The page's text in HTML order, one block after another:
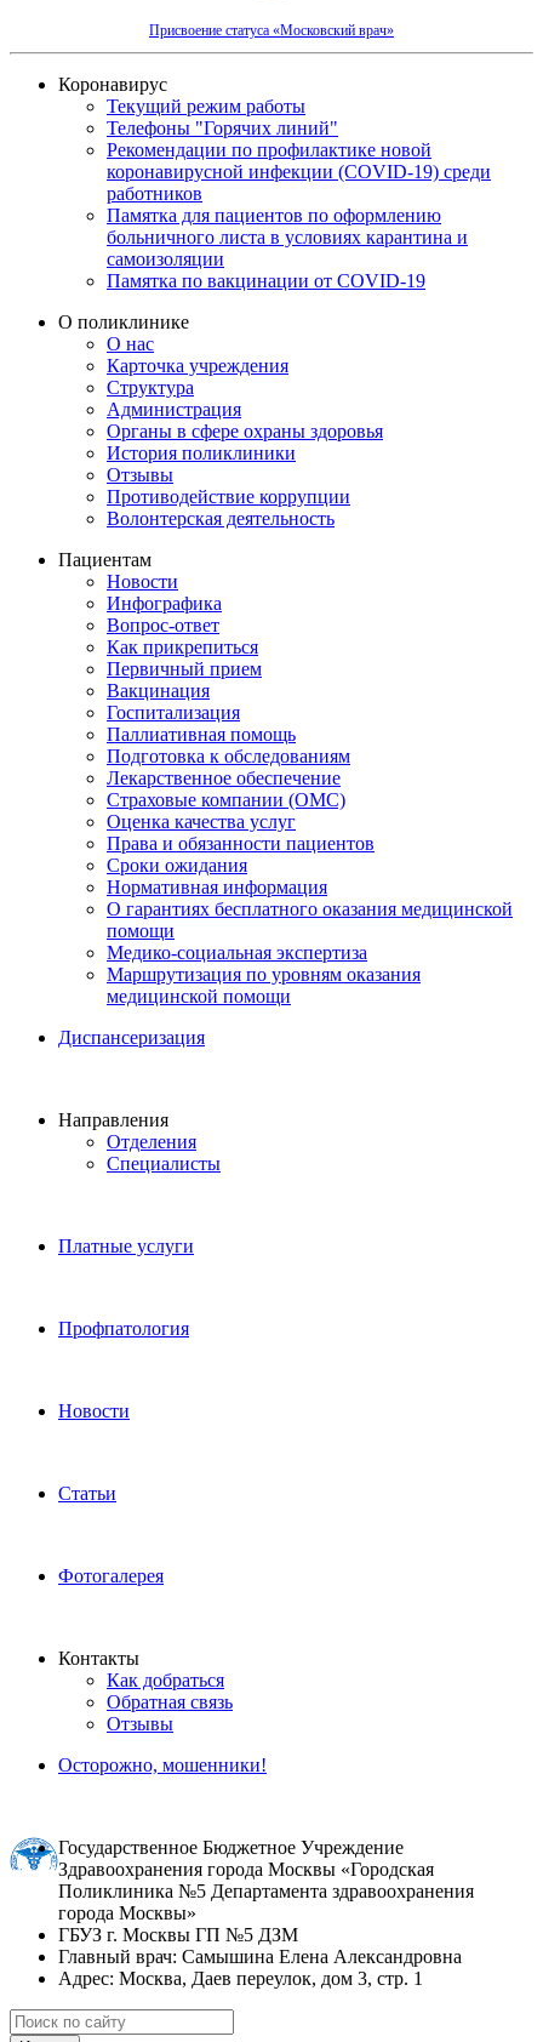
Присвоение статуса «Московский врач»
Коронавирус
Текущий режим работы
Телефоны "Горячих линий"
Рекомендации по профилактике новой
коронавирусной инфекции (COVID-19) среди
работников
Памятка для пациентов по оформлению
больничного листа в условиях карантина и
самоизоляции
Памятка по вакцинации от COVID-19
О поликлинике
О нас
Карточка учреждения
Структура
Администрация
Органы в сфере охраны здоровья
История поликлиники
Отзывы
Противодействие коррупции
Волонтерская деятельность
Пациентам
Новости
Инфографика
Вопрос-ответ
Как прикрепиться
Первичный прием
Вакцинация
Госпитализация
Паллиативная помощь
Подготовка к обследованиям
Лекарственное обеспечение
Страховые компании (ОМС)
Оценка качества услуг
Права и обязанности пациентов
Сроки ожидания
Нормативная информация
О гарантиях бесплатного оказания медицинской
помощи
Медико-социальная экспертиза
Маршрутизация по уровням оказания
медицинской помощи
Диспансеризация
Направления
Отделения
Специалисты
Платные услуги
Профпатология
Новости
Статьи
Фотогалерея
Контакты
Как добраться
Обратная связь
Отзывы
Осторожно, мошенники!
Государственное Бюджетное Учреждение
Здравоохранения города Москвы «Городская
Поликлиника №5 Департамента здравоохранения
города Москвы»
ГБУЗ г. Москвы ГП №5 ДЗМ
Главный врач: Самышина Елена Александровна
Адрес: Москва, Даев переулок, дом 3, стр. 1